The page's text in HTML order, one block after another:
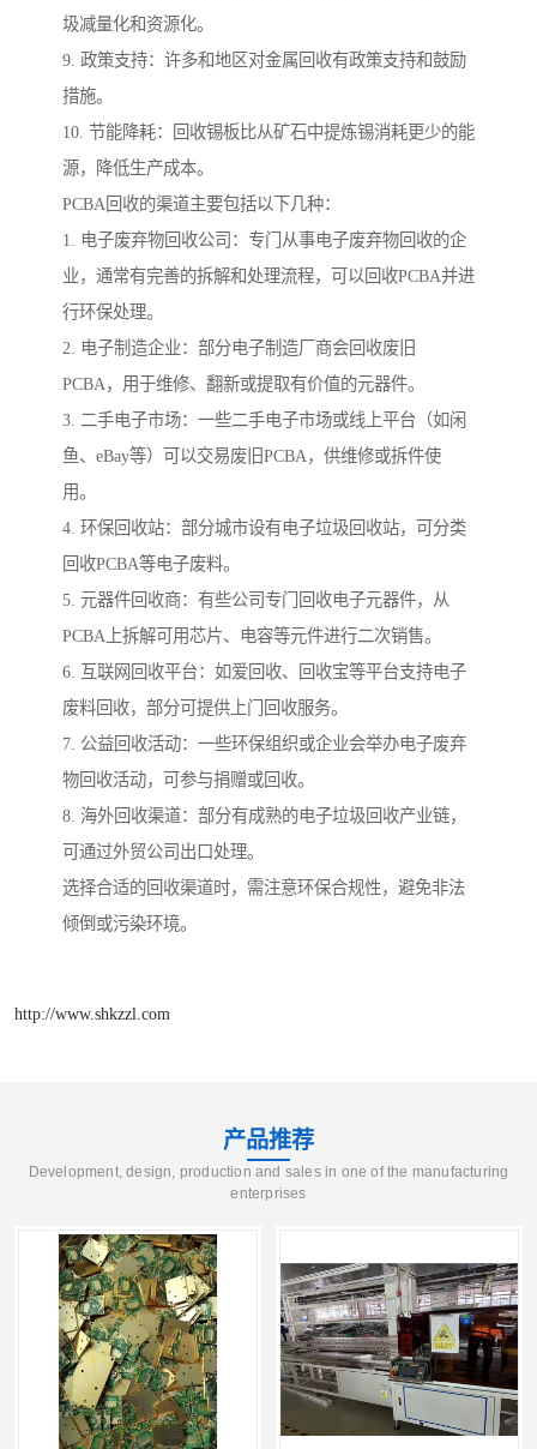
圾减量化和资源化。
9. 政策支持：许多和地区对金属回收有政策支持和鼓励
措施。
10. 节能降耗：回收锡板比从矿石中提炼锡消耗更少的能
源，降低生产成本。
PCBA回收的渠道主要包括以下几种：
1. 电子废弃物回收公司：专门从事电子废弃物回收的企
业，通常有完善的拆解和处理流程，可以回收PCBA并进
行环保处理。
2. 电子制造企业：部分电子制造厂商会回收废旧
PCBA，用于维修、翻新或提取有价值的元器件。
3. 二手电子市场：一些二手电子市场或线上平台（如闲
鱼、eBay等）可以交易废旧PCBA，供维修或拆件使
用。
4. 环保回收站：部分城市设有电子垃圾回收站，可分类
回收PCBA等电子废料。
5. 元器件回收商：有些公司专门回收电子元器件，从
PCBA上拆解可用芯片、电容等元件进行二次销售。
6. 互联网回收平台：如爱回收、回收宝等平台支持电子
废料回收，部分可提供上门回收服务。
7. 公益回收活动：一些环保组织或企业会举办电子废弃
物回收活动，可参与捐赠或回收。
8. 海外回收渠道：部分有成熟的电子垃圾回收产业链，
可通过外贸公司出口处理。
选择合适的回收渠道时，需注意环保合规性，避免非法
倾倒或污染环境。
http://www.shkzzl.com
产品推荐
Development, design, production and sales in one of the manufacturing
enterprises